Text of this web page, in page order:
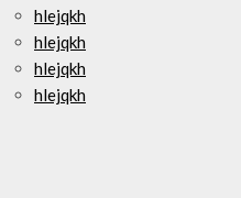
hlejqkh
hlejqkh
hlejqkh
hlejqkh